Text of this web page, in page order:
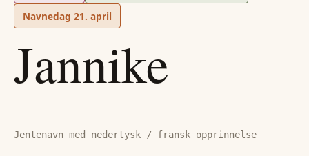
Navnedag 21. april
Jannike
Jentenavn med nedertysk / fransk opprinnelse